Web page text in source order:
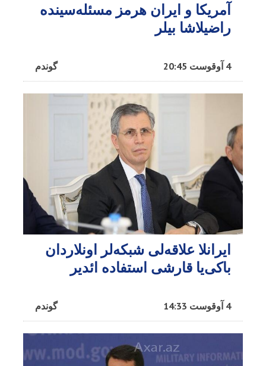
آمریکا و ایران هرمز مسئله‌سینده
راضیلاشا بیلر
گوندم 4 آوقوست 20:45
ایرانلا علاقه‌لی شبکه‌لر اونلاردان
باکی‌یا قارشی استفاده ائدیر
گوندم 4 آوقوست 14:33